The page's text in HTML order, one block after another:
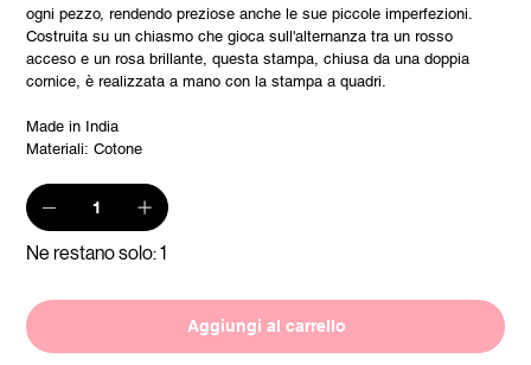
ogni pezzo, rendendo preziose anche le sue piccole imperfezioni.
Costruita su un chiasmo che gioca sull'alternanza tra un rosso
acceso e un rosa brillante, questa stampa, chiusa da una doppia
cornice, è realizzata a mano con la stampa a quadri.
Made in India
Materiali: Cotone
Ne restano solo: 1
Aggiungi al carrello